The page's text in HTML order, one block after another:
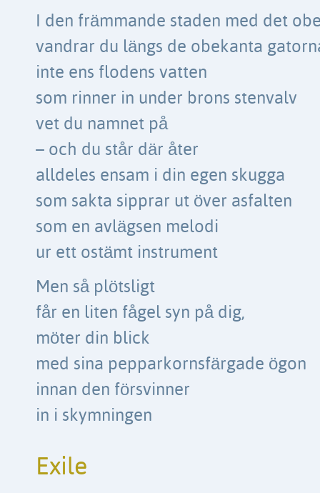
I den främmande staden med det
vandrar du längs de obekanta
inte ens flodens vatten
som rinner in under brons stenvalv
vet du namnet på
– och du står där åter
alldeles ensam i din egen skugga
som sakta sipprar ut över asfalten
som en avlägsen melodi
ur ett ostämt instrument
Men så plötsligt
får en liten fågel syn på dig,
möter din blick
med sina pepparkornsfärgade ögon
innan den försvinner
in i skymningen
Exile